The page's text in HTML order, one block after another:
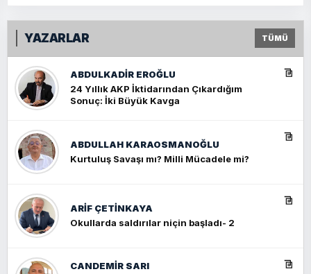
YAZARLAR TÜMÜ
ABDULKADIR EROĞLU
24 Yıllık AKP İktidarından Çıkardığım
Sonuç: İki Büyük Kavga
ABDULLAH KARAOSMANOĞLU
Kurtuluş Savaşı mı? Milli Mücadele mi?
ARIF ÇETİNKAYA
Okullarda saldırılar niçin başladı- 2
CANDEMIR SARI